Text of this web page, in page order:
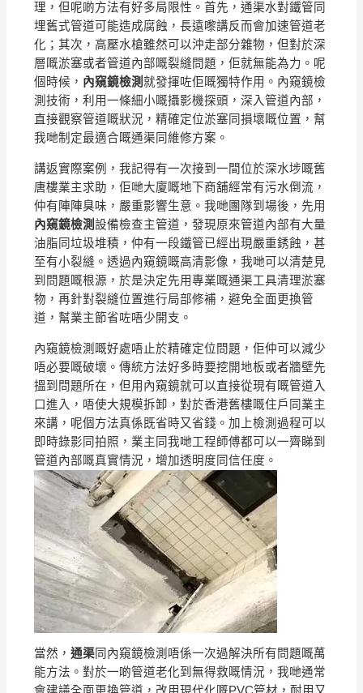
理，但呢啲方法有好多局限性。首先，通渠水對鐵管同
埋舊式管道可能造成腐蝕，長遠嚟講反而會加速管道老
化；其次，高壓水槍雖然可以沖走部分雜物，但對於深
層嘅淤塞或者管道內部嘅裂縫問題，佢就無能為力。呢
個時候， 內窺鏡檢測就發揮咗佢嘅獨特作用。內窺鏡檢
測技術，利用一條細小嘅攝影機探頭，深入管道內部，
直接觀察管道嘅狀況，精確定位淤塞同損壞嘅位置，幫
我哋制定最適合嘅通渠同維修方案。
講返實際案例，我記得有一次接到一間位於深水埗嘅舊
唐樓業主求助，佢哋大廈嘅地下商舖經常有污水倒流，
仲有陣陣臭味，嚴重影響生意。我哋團隊到場後，先用
內窺鏡檢測設備檢查主管道，發現原來管道內部有大量
油脂同垃圾堆積，仲有一段鐵管已經出現嚴重銹蝕，甚
至有小裂縫。透過內窺鏡嘅高清影像，我哋可以清楚見
到問題嘅根源，於是決定先用專業嘅通渠工具清理淤塞
物，再針對裂縫位置進行局部修補，避免全面更換管
道，幫業主節省咗唔少開支。
內窺鏡檢測嘅好處唔止於精確定位問題，佢仲可以減少
唔必要嘅破壞。傳統方法好多時要挖開地板或者牆壁先
搵到問題所在，但用內窺鏡就可以直接從現有嘅管道入
口進入，唔使大規模拆卸，對於香港舊樓嘅住戶同業主
來講，呢個方法真係既省時又省錢。加上檢測過程可以
即時錄影同拍照，業主同我哋工程師傅都可以一齊睇到
管道內部嘅真實情況，增加透明度同信任度。
當然，通渠同內窺鏡檢測唔係一次過解決所有問題嘅萬
能方法。對於一啲管道老化到無得救嘅情況，我哋通常